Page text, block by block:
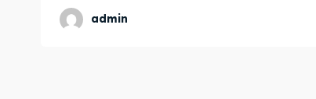
admin